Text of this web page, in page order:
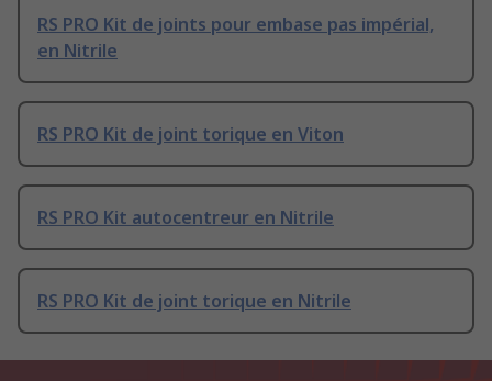
RS PRO Kit de joints pour embase pas impérial,
en Nitrile
RS PRO Kit de joint torique en Viton
RS PRO Kit autocentreur en Nitrile
RS PRO Kit de joint torique en Nitrile